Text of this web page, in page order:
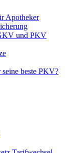
Apotheker
und PKV
beste PKV?